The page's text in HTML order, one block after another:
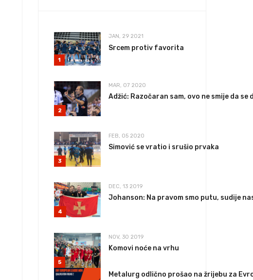
1
JAN, 29 2021
Srcem protiv favorita
2
MAR, 07 2020
Adžić: Razočaran sam, ovo ne smije da se
3
FEB, 05 2020
Simović se vratio i srušio prvaka
4
DEC, 13 2019
Johanson: Na pravom smo putu, sudije
5
NOV, 30 2019
Komovi noće na vrhu
Metalurg odlično prošao na žrijebu za